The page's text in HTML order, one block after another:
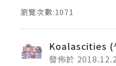
瀏覽次數:1071
Koalascities
發佈於